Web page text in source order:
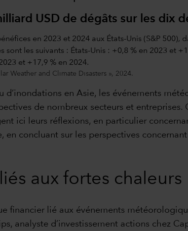
USD de dégâts sur les dix
Weather and Climate Disasters », 2024.
en Asie, les événements
de nombreux secteurs et entreprises.
ici leurs réflexions, en particulier
concluant sur les perspectives
aux fortes chaleurs
financier lié aux événements
analyste d’investissement actions chez